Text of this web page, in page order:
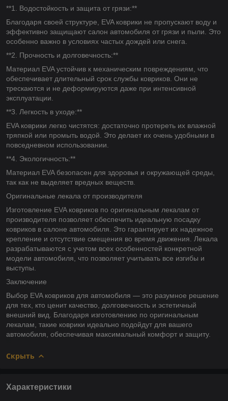
**1. Водостойкость и защита от грязи:**
Благодаря своей структуре, EVA коврики не пропускают воду и
эффективно защищают салон автомобиля от грязи и пыли. Это
особенно важно в условиях частых дождей или снега.
**2. Прочность и долговечность:**
Материал EVA устойчив к механическим повреждениям, что
обеспечивает длительный срок службы ковриков. Они не
трескаются и не деформируются даже при интенсивной
эксплуатации.
**3. Легкость в уходе:**
EVA коврики легко чистятся: достаточно протереть их влажной
тряпкой или промыть водой. Это делает их очень удобными в
повседневном использовании.
**4. Экологичность:**
Материал EVA безопасен для здоровья и окружающей среды,
так как не выделяет вредных веществ.
Оригинальные лекала от производителя
Изготовление EVA ковриков по оригинальным лекалам от
производителя позволяет обеспечить идеальную посадку
ковриков в салоне автомобиля. Это гарантирует их надежное
крепление и отсутствие смещения во время движения. Лекала
разрабатываются с учетом всех особенностей конкретной
модели автомобиля, что позволяет учитывать все изгибы и
выступы.
Заключение
Выбор EVA ковриков для автомобиля — это разумное решение
для тех, кто ценит качество, долговечность и эстетичный
внешний вид. Благодаря изготовлению по оригинальным
лекалам, такие коврики идеально подойдут для вашего
автомобиля, обеспечивая максимальный комфорт и защиту.
Скрыть
Характеристики